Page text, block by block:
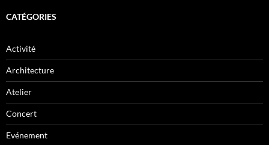
CATÉGORIES
Activité
Architecture
Atelier
Concert
Evénement